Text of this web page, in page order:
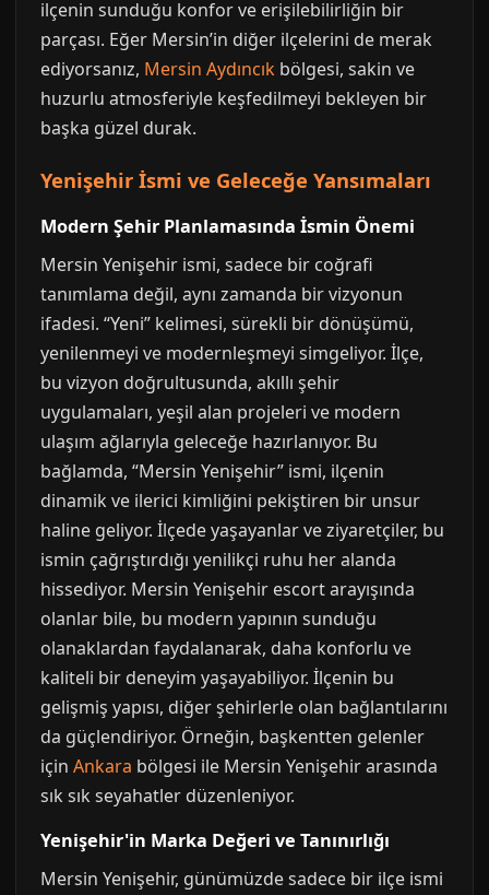
ilçenin sunduğu konfor ve erişilebilirliğin bir
parçası. Eğer Mersin’in diğer ilçelerini de merak
ediyorsanız, Mersin Aydıncık bölgesi, sakin ve
huzurlu atmosferiyle keşfedilmeyi bekleyen bir
başka güzel durak.
Yenişehir İsmi ve Geleceğe Yansımaları
Modern Şehir Planlamasında İsmin Önemi
Mersin Yenişehir ismi, sadece bir coğrafi
tanımlama değil, aynı zamanda bir vizyonun
ifadesi. “Yeni” kelimesi, sürekli bir dönüşümü,
yenilenmeyi ve modernleşmeyi simgeliyor. İlçe,
bu vizyon doğrultusunda, akıllı şehir
uygulamaları, yeşil alan projeleri ve modern
ulaşım ağlarıyla geleceğe hazırlanıyor. Bu
bağlamda, “Mersin Yenişehir” ismi, ilçenin
dinamik ve ilerici kimliğini pekiştiren bir unsur
haline geliyor. İlçede yaşayanlar ve ziyaretçiler, bu
ismin çağrıştırdığı yenilikçi ruhu her alanda
hissediyor. Mersin Yenişehir escort arayışında
olanlar bile, bu modern yapının sunduğu
olanaklardan faydalanarak, daha konforlu ve
kaliteli bir deneyim yaşayabiliyor. İlçenin bu
gelişmiş yapısı, diğer şehirlerle olan bağlantılarını
da güçlendiriyor. Örneğin, başkentten gelenler
için Ankara bölgesi ile Mersin Yenişehir arasında
sık sık seyahatler düzenleniyor.
Yenişehir'in Marka Değeri ve Tanınırlığı
Mersin Yenişehir, günümüzde sadece bir ilçe ismi